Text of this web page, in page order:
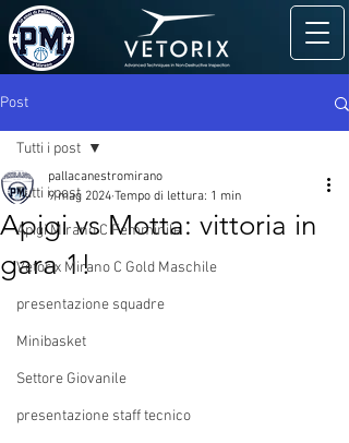
Post
Tutti i post
Apigi Mirano C Femminile
Vetorix Mirano C Gold Maschile
presentazione squadre
Minibasket
Settore Giovanile
presentazione staff tecnico
Tutti i post
Apigi vs Motta: vittoria in
gara 1!
pallacanestromirano
9 mag 2024 Tempo di lettura: 1 min